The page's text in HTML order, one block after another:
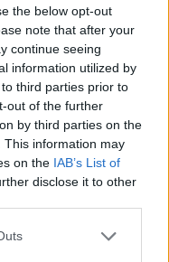
the below opt-out
note that after your
continue seeing
information utilized by
third parties prior to
out of the further
by third parties on the
This information may
on the IAB’s List of
disclose it to other